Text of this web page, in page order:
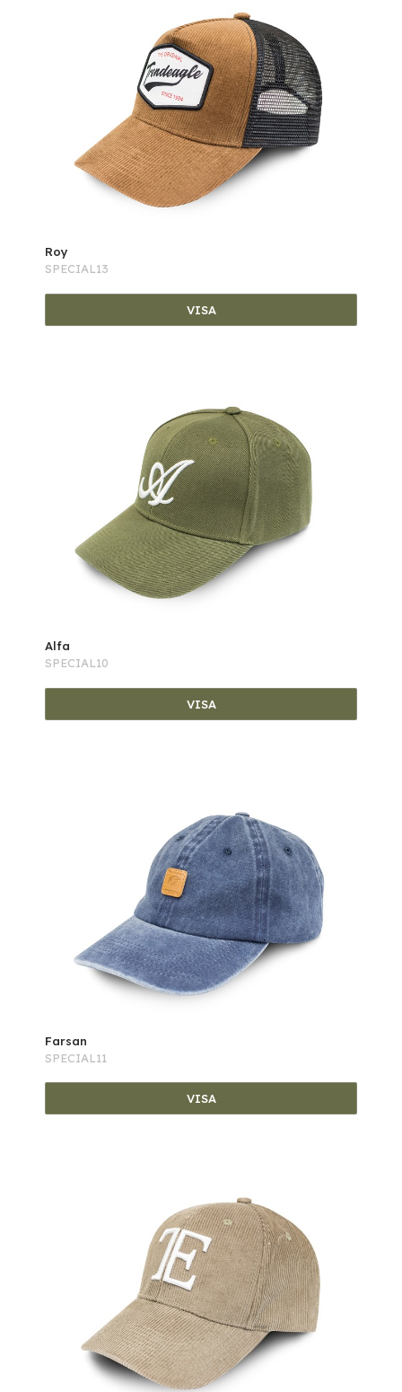
Roy
SPECIAL13
VISA
Alfa
SPECIAL10
VISA
Farsan
SPECIAL11
VISA